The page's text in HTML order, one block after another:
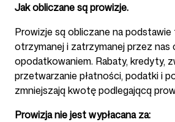
Jak obliczane są prowizje.
Prowizje są obliczane na
otrzymanej i zatrzymanej przez
opodatkowaniem. Rabaty, kredyty,
przetwarzanie płatności, podatki i
zmniejszają kwotę podlegającą
Prowizja nie jest wypłacana za: